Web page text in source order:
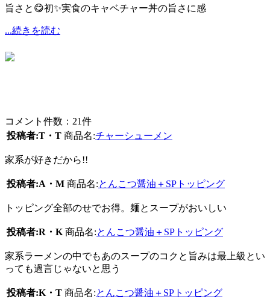
旨さと😋初✨実食のキャベチャー丼の旨さに感
...続きを読む
コメント件数：21件
投稿者:T・T 商品名:チャーシューメン
家系が好きだから!!
投稿者:A・M 商品名:とんこつ醤油＋SPトッピング
トッピング全部のせでお得。麺とスープがおいしい
投稿者:R・K 商品名:とんこつ醤油＋SPトッピング
家系ラーメンの中でもあのスープのコクと旨みは最上級とい
っても過言じゃないと思う
投稿者:K・T 商品名:とんこつ醤油＋SPトッピング